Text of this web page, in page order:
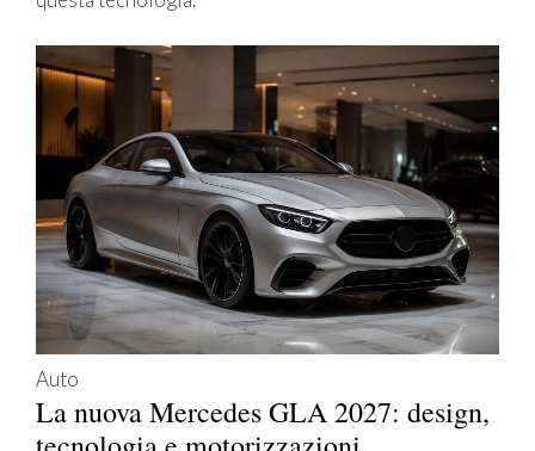
Auto
La nuova Mercedes GLA 2027: design,